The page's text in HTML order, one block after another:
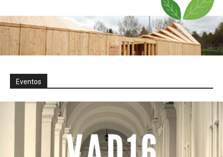
Eventos